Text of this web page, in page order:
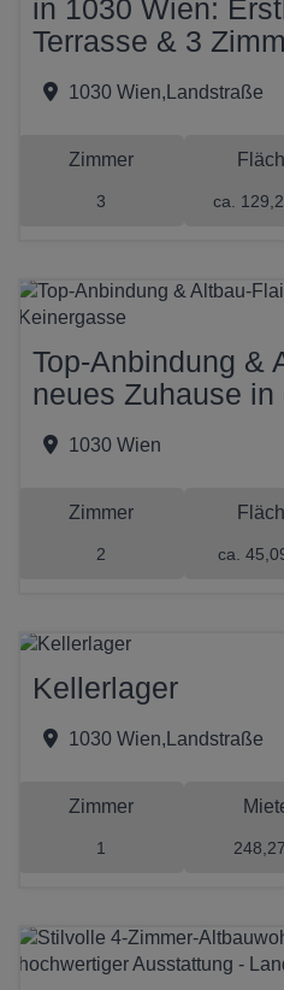
in 1030 Wien:
Terrasse & 3
1030 Wien,Landstraße
Zimmer
3 ca.
Top-Anbindung &
neues Zuhause
1030 Wien
Zimmer
2 ca.
Kellerlager
1030 Wien,Landstraße
Zimmer
1